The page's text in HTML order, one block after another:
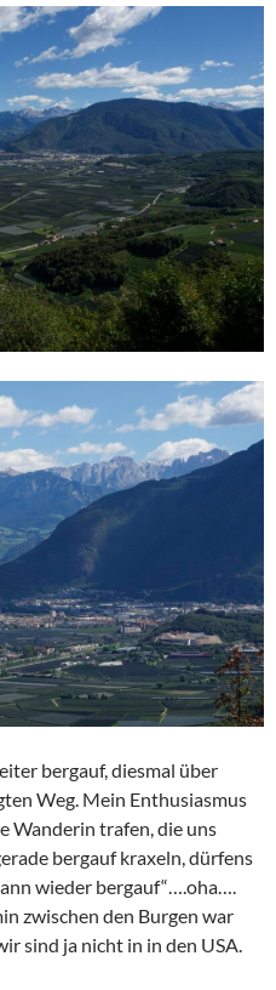
bergauf, diesmal über
Weg. Mein Enthusiasmus
Wanderin trafen, die uns
bergauf kraxeln, dürfens
wieder bergauf“….oha….
zwischen den Burgen war
sind ja nicht in in den USA.